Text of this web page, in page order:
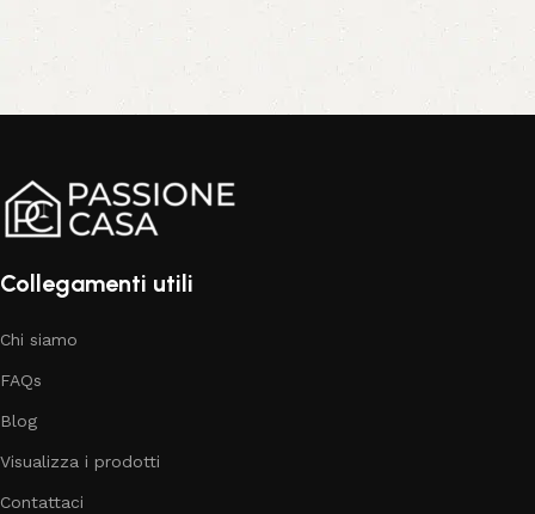
Collegamenti utili
Chi siamo
FAQs
Blog
Visualizza i prodotti
Contattaci